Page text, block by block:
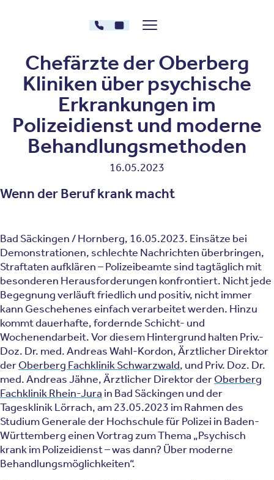
030 - 26478607
Kontakt
Menü zeigen/verstecken
Chefärzte der Oberberg
Kliniken über psychische
Erkrankungen im
Polizeidienst und moderne
Behandlungsmethoden
16.05.2023
Wenn der Beruf krank macht
Bad Säckingen / Hornberg, 16.05.2023. Einsätze bei
Demonstrationen, schlechte Nachrichten überbringen,
Straftaten aufklären – Polizeibeamte sind tagtäglich mit
besonderen Herausforderungen konfrontiert. Nicht jede
Begegnung verläuft friedlich und positiv, nicht immer
kann Geschehenes einfach verarbeitet werden. Hinzu
kommt dauerhafte, fordernde Schicht- und
Wochenendarbeit. Vor diesem Hintergrund halten Priv.-
Doz. Dr. med. Andreas Wahl-Kordon, Ärztlicher Direktor
derOberberg Fachklinik Schwarzwald, und Priv. Doz. Dr.
med. Andreas Jähne, Ärztlicher Direktor derOberberg
Fachklinik Rhein-Jura in Bad Säckingen und der
Tagesklinik Lörrach, am 23.05.2023 im Rahmen des
Studium Generale der Hochschule für Polizei in Baden-
Württemberg einen Vortrag zum Thema „Psychisch
krank im Polizeidienst – was dann? Über moderne
Behandlungsmöglichkeiten“.